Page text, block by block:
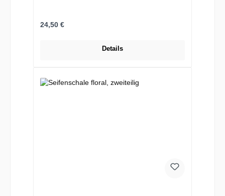
Regulärer Preis:
24,50 €
Details